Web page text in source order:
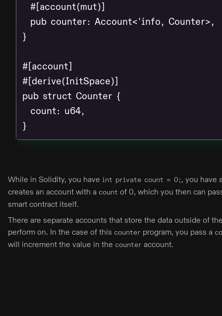
  #[account(mut)]
  pub counter: Account<'info, Counter>,
}
#[account]
#[derive(InitSpace)]
pub struct Counter {
  count: u64,
}
While in Solidity, you have int private count = 0;, you have
creates an account with a count of 0, which you then can
smart contract itself.
There are separate accounts that store the data outside of
perform on. In the case of this counter program, you pass a
will increment the value in the counter account.